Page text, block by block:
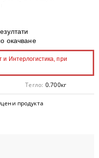
окачване
и Интерлогистика, при
Тегло: 0.700кг
продукта